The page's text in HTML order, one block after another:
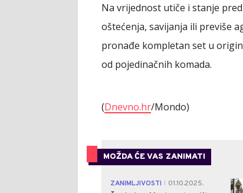
Na vrijednost utiče i stanje
oštećenja, savijanja ili previše
pronađe kompletan set u
od pojedinačnih komada.
(Dnevno.hr/Mondo)
MOŽDA ĆE VAS ZANIMATI
ZANIMLJIVOSTI
01.10.2025.